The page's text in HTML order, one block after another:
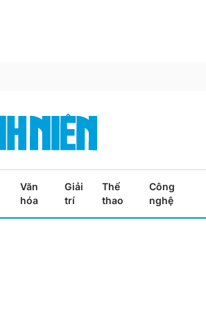
Văn
hóa
Giải
trí
Thể
thao
Công
nghệ